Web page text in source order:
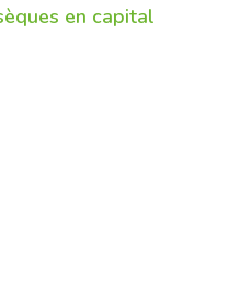
en capital